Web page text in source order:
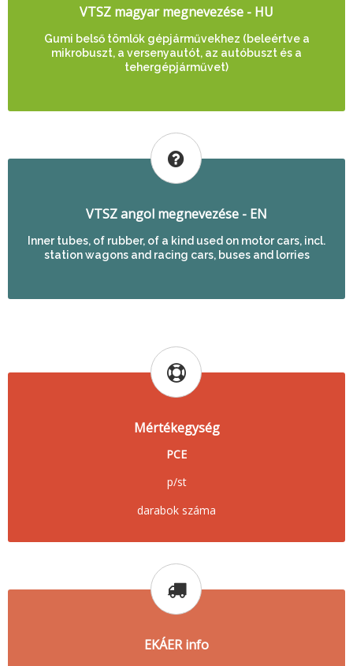
VTSZ magyar megnevezése - HU
Gumi belső tömlők gépjárművekhez (beleértve a
mikrobuszt, a versenyautót, az autóbuszt és a
tehergépjárművet)
VTSZ angol megnevezése - EN
Inner tubes, of rubber, of a kind used on motor cars, incl.
station wagons and racing cars, buses and lorries
Mértékegység
PCE
p/st
darabok száma
EKÁER info